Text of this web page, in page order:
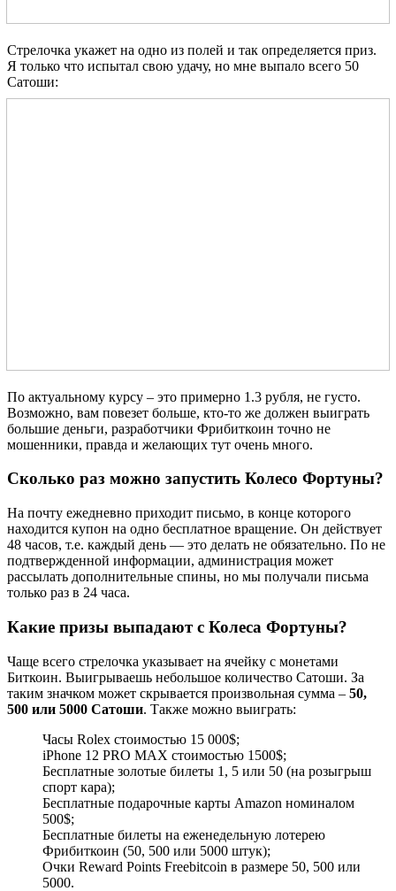
Стрелочка укажет на одно из полей и так определяется приз.
Я только что испытал свою удачу, но мне выпало всего 50
Сатоши:
По актуальному курсу – это примерно 1.3 рубля, не густо.
Возможно, вам повезет больше, кто-то же должен выиграть
большие деньги, разработчики Фрибиткоин точно не
мошенники, правда и желающих тут очень много.
Сколько раз можно запустить Колесо Фортуны?
На почту ежедневно приходит письмо, в конце которого
находится купон на одно бесплатное вращение. Он действует
48 часов, т.е. каждый день — это делать не обязательно. По не
подтвержденной информации, администрация может
рассылать дополнительные спины, но мы получали письма
только раз в 24 часа.
Какие призы выпадают с Колеса Фортуны?
Чаще всего стрелочка указывает на ячейку с монетами
Биткоин. Выигрываешь небольшое количество Сатоши. За
таким значком может скрывается произвольная сумма – 50,
500 или 5000 Сатоши. Также можно выиграть:
Часы Rolex стоимостью 15 000$;
iPhone 12 PRO MAX стоимостью 1500$;
Бесплатные золотые билеты 1, 5 или 50 (на розыгрыш
спорт кара);
Бесплатные подарочные карты Amazon номиналом
500$;
Бесплатные билеты на еженедельную лотерею
Фрибиткоин (50, 500 или 5000 штук);
Очки Reward Points Freebitcoin в размере 50, 500 или
5000.